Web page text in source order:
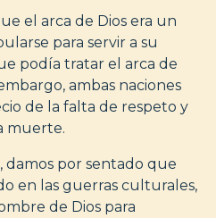
el arca de Dios era un
para servir a su
podía tratar el arca de
ambas naciones
de la falta de respeto y
muerte.
damos por sentado que
en las guerras culturales,
de Dios para